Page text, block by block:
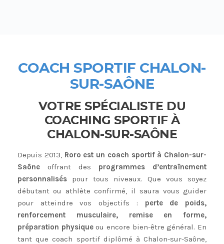
COACH SPORTIF CHALON-
SUR-SAÔNE
VOTRE SPÉCIALISTE DU
COACHING SPORTIF À
CHALON-SUR-SAÔNE
Depuis 2013, Roro est un coach sportif à Chalon-sur-
Saône offrant des programmes d’entraînement
personnalisés pour tous niveaux. Que vous soyez
débutant ou athlète confirmé, il saura vous guider
pour atteindre vos objectifs : perte de poids,
renforcement musculaire, remise en forme,
préparation physiqueou encore bien-être général. En
tant que coach sportif diplômé à Chalon-sur-Saône,